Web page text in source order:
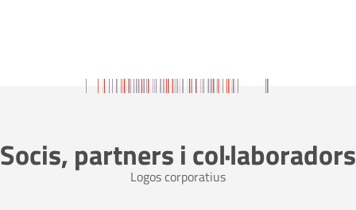
Socis, partners i col·laboradors
Logos corporatius